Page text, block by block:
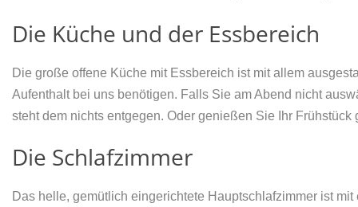
Die Küche und der Essbereich
Die große offene Küche mit Essbereich ist mit allem
Aufenthalt bei uns benötigen. Falls Sie am Abend nicht
steht dem nichts entgegen. Oder genießen Sie Ihr Frühstück
Die Schlafzimmer
Das helle, gemütlich eingerichtete Hauptschlafzimmer ist